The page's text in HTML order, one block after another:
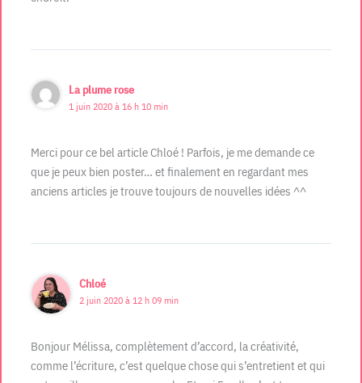
La plume rose
1 juin 2020 à 16 h 10 min
Merci pour ce bel article Chloé ! Parfois, je me demande ce
que je peux bien poster… et finalement en regardant mes
anciens articles je trouve toujours de nouvelles idées ^^
Chloé
2 juin 2020 à 12 h 09 min
Bonjour Mélissa, complètement d’accord, la créativité,
comme l’écriture, c’est quelque chose qui s’entretient et qui